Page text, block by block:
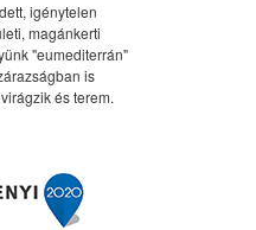
igénytelen
magánkerti
"eumediterrán"
is
és terem.